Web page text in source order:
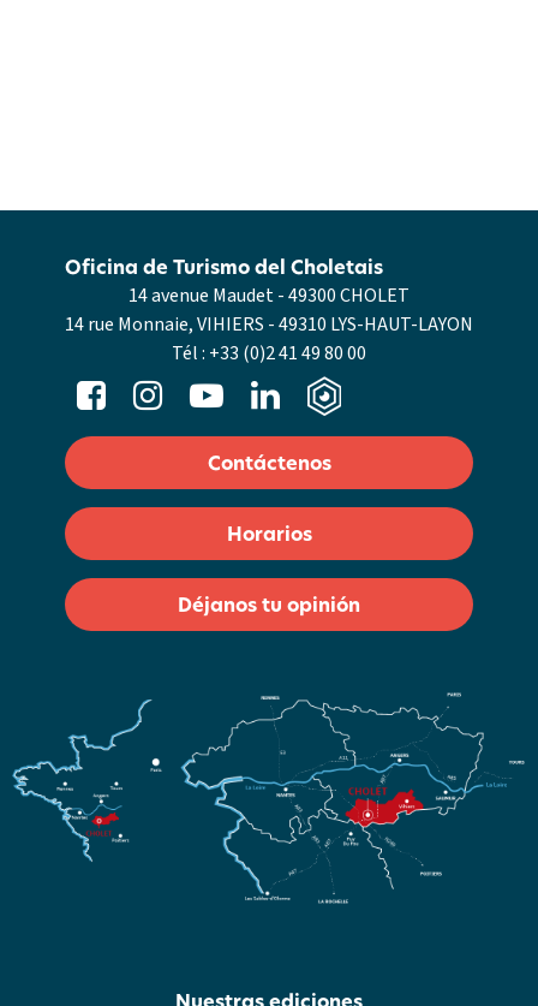
14 avenue Maudet - 49300 CHOLET
14 rue Monnaie, VIHIERS - 49310 LYS-HAUT-LAYON
Tél : +33 (0)2 41 49 80 00
Oficina de Turismo del Choletais
Contáctenos
Horarios
Déjanos tu opinión